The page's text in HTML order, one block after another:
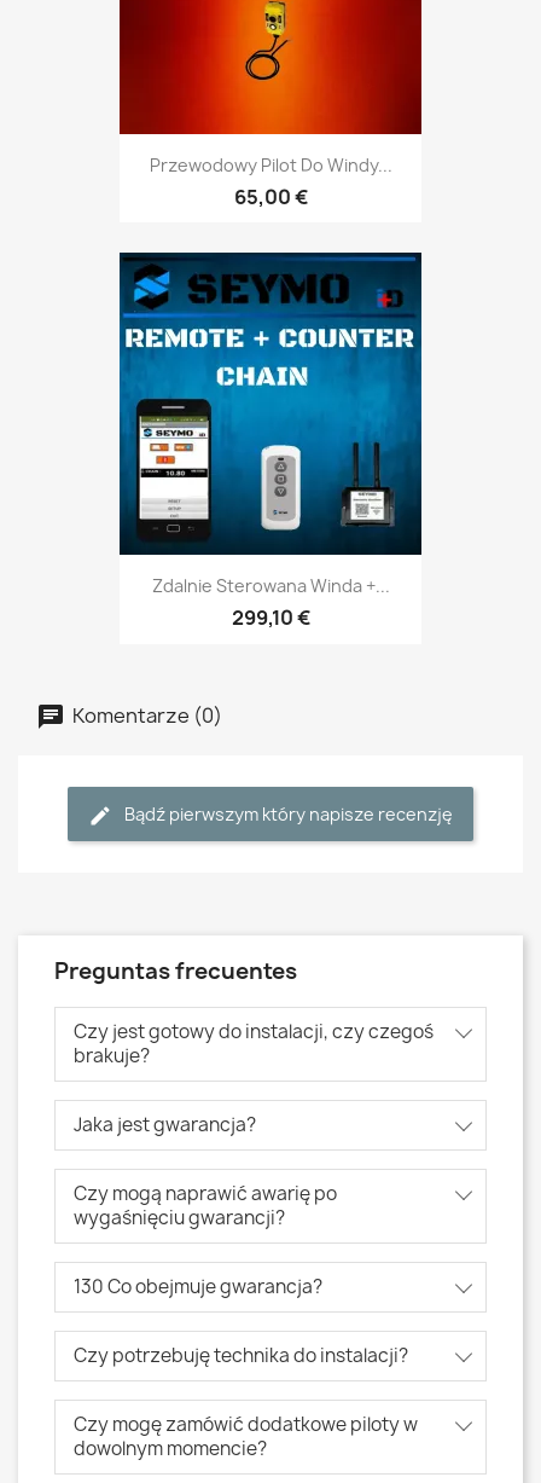
Przewodowy Pilot Do Windy...
65,00 €
Zdalnie Sterowana Winda +...
299,10 €
Komentarze (0)
Bądź pierwszym który napisze recenzję
Preguntas frecuentes
Czy jest gotowy do instalacji, czy czegoś
brakuje?
Jaka jest gwarancja?
Czy mogą naprawić awarię po
wygaśnięciu gwarancji?
130 Co obejmuje gwarancja?
Czy potrzebuję technika do instalacji?
Czy mogę zamówić dodatkowe piloty w
dowolnym momencie?